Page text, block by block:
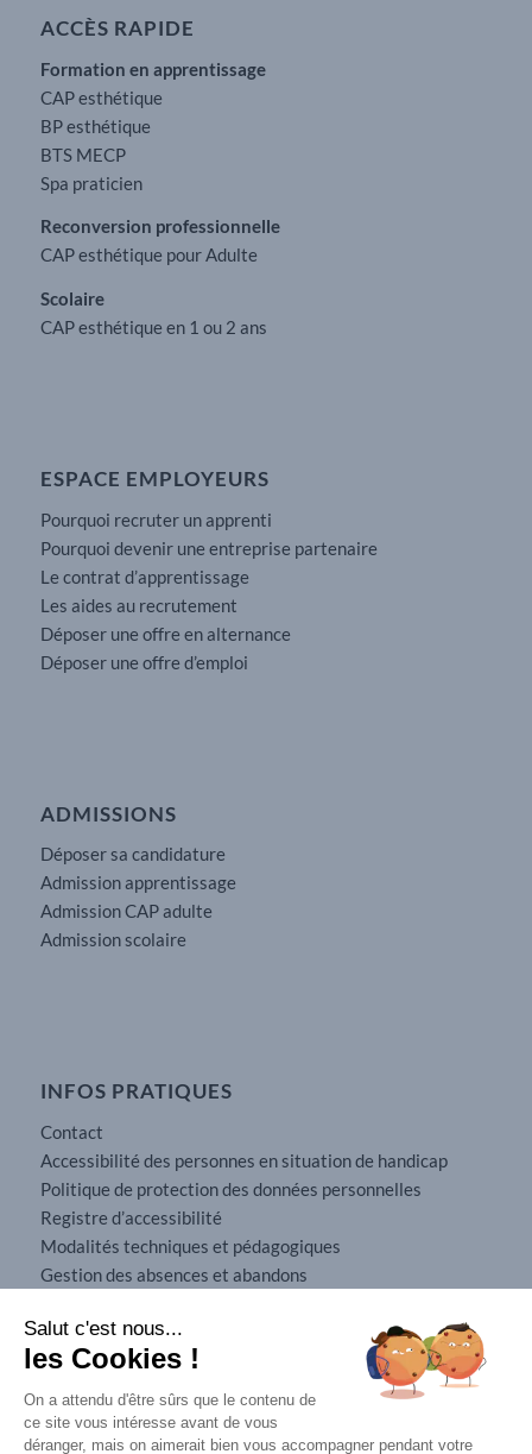
Salut c'est nous...
les Cookies !
On a attendu d'être sûrs que le contenu de
ce site vous intéresse avant de vous
déranger, mais on aimerait bien vous accompagner pendant votre
ACCÈS RAPIDE
Formation en apprentissage
CAP esthétique
BP esthétique
BTS MECP
Spa praticien
Reconversion professionnelle
CAP esthétique pour Adulte
Scolaire
CAP esthétique en 1 ou 2 ans
ESPACE EMPLOYEURS
Pourquoi recruter un apprenti
Pourquoi devenir une entreprise partenaire
Le contrat d’apprentissage
Les aides au recrutement
Déposer une offre en alternance
Déposer une offre d’emploi
ADMISSIONS
Déposer sa candidature
Admission apprentissage
Admission CAP adulte
Admission scolaire
INFOS PRATIQUES
Contact
Accessibilité des personnes en situation de handicap
Politique de protection des données personnelles
Registre d’accessibilité
Modalités techniques et pédagogiques
Gestion des absences et abandons
Mobilité internationale
Mentions légales